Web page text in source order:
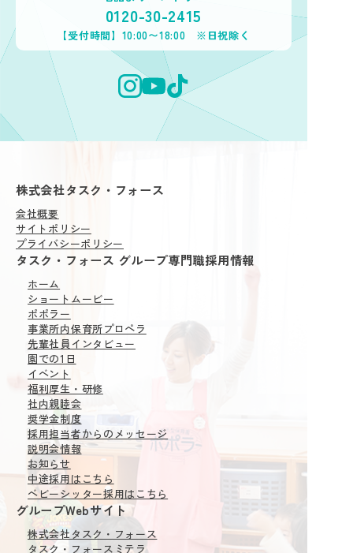
0120-30-2415
【受付時間】10:00〜18:00 ※日祝除く
株式会社タスク・フォース
会社概要
サイトポリシー
プライバシーポリシー
タスク・フォース グループ専門職採用情報
ホーム
ショートムービー
ポポラー
事業所内保育所プロペラ
先輩社員インタビュー
園での1日
イベント
福利厚生・研修
社内親睦会
奨学金制度
採用担当者からのメッセージ
説明会情報
お知らせ
中途採用はこちら
ベビーシッター採用はこちら
グループWebサイト
株式会社タスク・フォース
タスク・フォースミテラ